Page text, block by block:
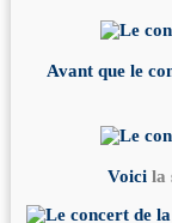
Avant que le
Voicila